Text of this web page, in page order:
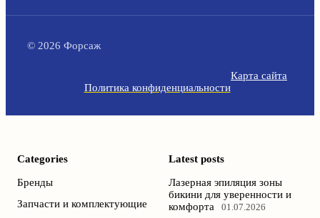
© 2026 Форсаж
Карта сайта
Политика конфиденциальности
Categories
Бренды
Запчасти и комплектующие
Latest posts
Лазерная эпиляция зоны
бикини для уверенности и
комфорта
01.07.2026